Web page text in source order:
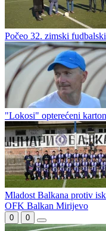
Počeo 32. zimski
"Lokosi" opterećeni
Mladost Balkana protiv
OFK Balkan Mirijevo
0 0